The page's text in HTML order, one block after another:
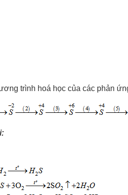
trình hoá học của các phản